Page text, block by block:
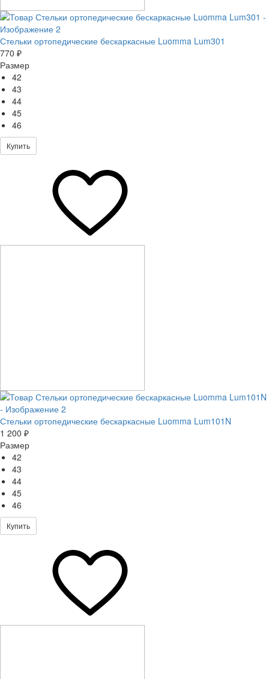
Стельки ортопедические бескаркасные Luomma Lum301
770 ₽
Размер
42
43
44
45
46
Купить
Стельки ортопедические бескаркасные Luomma Lum101N
1 200 ₽
Размер
42
43
44
45
46
Купить